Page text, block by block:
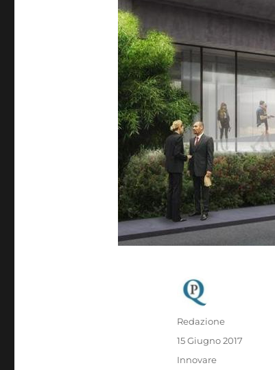
Autore
Redazione
Pubblicato
15 Giugno 2017
Categorie
Innovare